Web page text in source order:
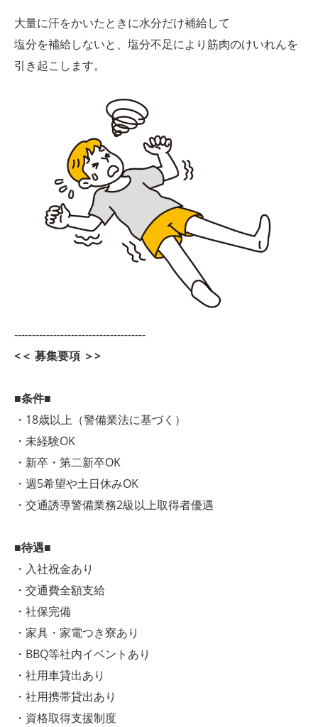
大量に汗をかいたときに水分だけ補給して
塩分を補給しないと、塩分不足により筋肉のけいれんを
引き起こします。
-------------------------------------
<＜ 募集要項 ＞>
■条件■
・18歳以上（警備業法に基づく）
・未経験OK
・新卒・第二新卒OK
・週5希望や土日休みOK
・交通誘導警備業務2級以上取得者優遇
■待遇■
・入社祝金あり
・交通費全額支給
・社保完備
・家具・家電つき寮あり
・BBQ等社内イベントあり
・社用車貸出あり
・社用携帯貸出あり
・資格取得支援制度